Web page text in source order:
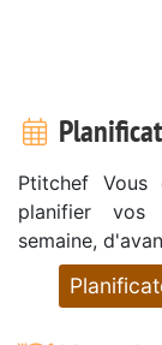
Ptitchef
planifier
semaine,